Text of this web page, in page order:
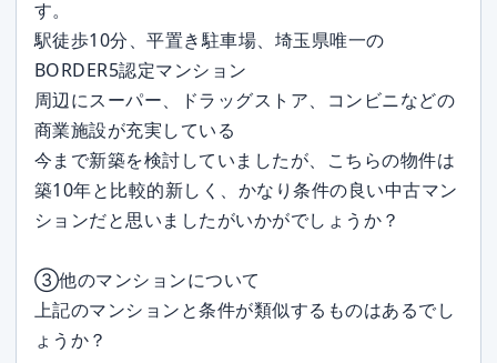
す。
駅徒歩10分、平置き駐車場、埼玉県唯一の
BORDER5認定マンション
周辺にスーパー、ドラッグストア、コンビニなどの
商業施設が充実している
今まで新築を検討していましたが、こちらの物件は
築10年と比較的新しく、かなり条件の良い中古マン
ションだと思いましたがいかがでしょうか？
③他のマンションについて
上記のマンションと条件が類似するものはあるでし
ょうか？